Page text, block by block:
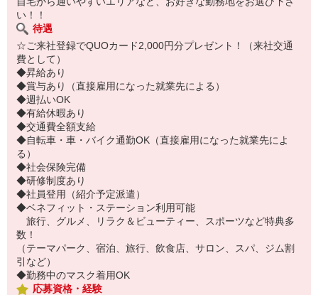
い！！
待遇
☆ご来社登録でQUOカード2,000円分プレゼント！（来社交通
費として）
◆昇給あり
◆賞与あり（直接雇用になった就業先による）
◆週払いOK
◆有給休暇あり
◆交通費全額支給
◆自転車・車・バイク通勤OK（直接雇用になった就業先によ
る）
◆社会保険完備
◆研修制度あり
◆社員登用（紹介予定派遣）
◆ベネフィット・ステーション利用可能
旅行、グルメ、リラク＆ビューティー、スポーツなど特典多
数！
（テーマパーク、宿泊、旅行、飲食店、サロン、スパ、ジム割
引など）
◆勤務中のマスク着用OK
応募資格・経験